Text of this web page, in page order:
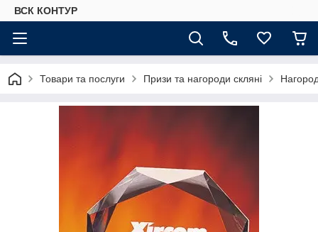
ВСК КОНТУР
Товари та послуги Призи та нагороди скляні